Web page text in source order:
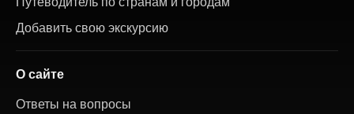
Добавить свою экскурсию
О сайте
Ответы на вопросы